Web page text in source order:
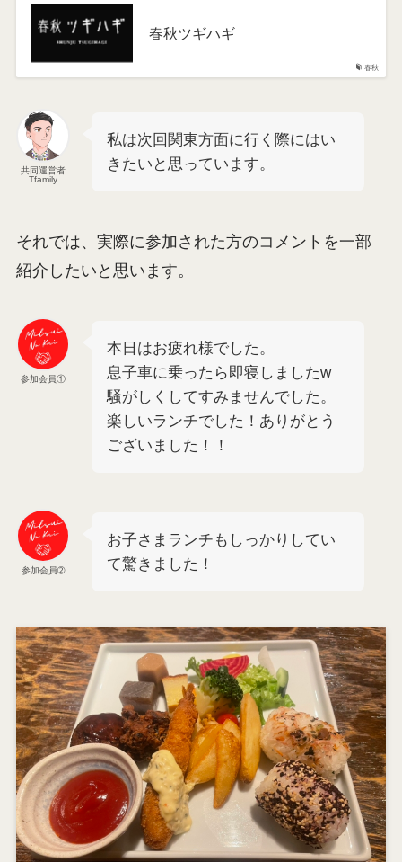
春秋
春秋ツギハギ
共同運営者
Tfamily
私は次回関東方面に行く際にはい
きたいと思っています。
それでは、実際に参加された方のコメントを一部
紹介したいと思います。
参加会員①
本日はお疲れ様でした。
息子車に乗ったら即寝しましたw
騒がしくしてすみませんでした。
楽しいランチでした！ありがとう
ございました！！
参加会員➁
お子さまランチもしっかりしてい
て驚きました！